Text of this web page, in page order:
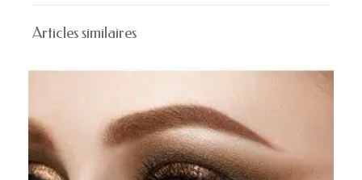
Articles similaires